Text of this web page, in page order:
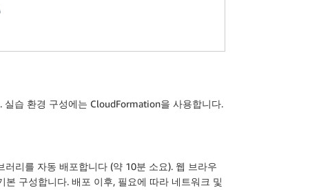
습 환경 구성에는 CloudFormation을 사용합니다.
리를 자동 배포합니다 (약 10분 소요). 웹 브라우
구성합니다. 배포 이후, 필요에 따라 네트워크 및